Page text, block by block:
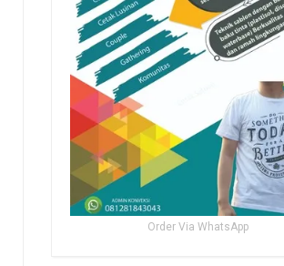
Order Via WhatsApp